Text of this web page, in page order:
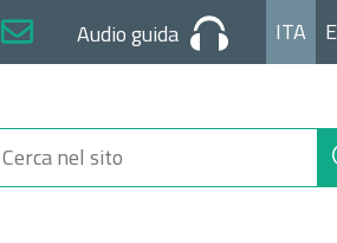
Audio guida ITA